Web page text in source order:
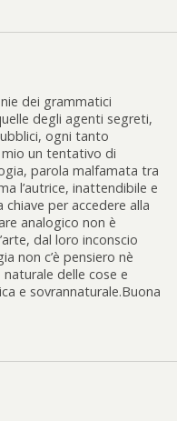
dei grammatici
degli agenti segreti,
ogni tanto
un tentativo di
parola malfamata tra
l’autrice, inattendibile e
per accedere alla
analogico non è
dal loro inconscio
non c’è pensiero nè
delle cose e
e sovrannaturale.Buona